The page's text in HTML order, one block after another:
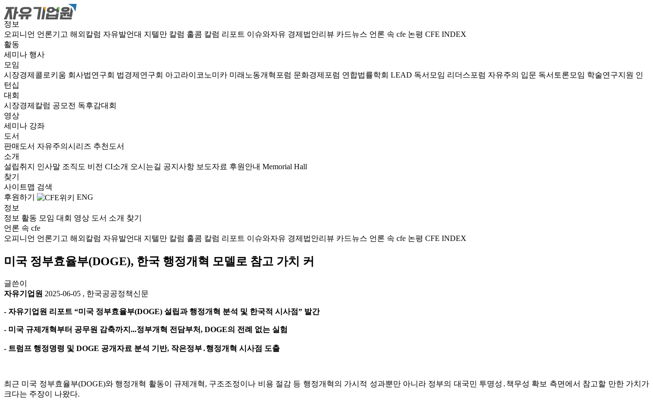
정보
오피니언 언론기고 해외칼럼 자유발언대 지텔만 칼럼 홀콤 칼럼 리포트 이슈와자유 경제법안리뷰 카드뉴스 언론 속 cfe 논평 CFE INDEX
활동
세미나 행사
모임
시장경제콜로키움 회사법연구회 법경제연구회 아고라이코노미카 미래노동개혁포럼 문화경제포럼 연합법률학회 LEAD 독서모임 리더스포럼 자유주의 입문 독서토론모임 학술연구지원 인
턴십
대회
시장경제칼럼 공모전 독후감대회
영상
세미나 강좌
도서
판매도서 자유주의시리즈 추천도서
소개
설립취지 인사말 조직도 비전 CI소개 오시는길 공지사항 보도자료 후원안내 Memorial Hall
찾기
사이트맵 검색
후원하기
ENG
정보
정보 활동 모임 대회 영상 도서 소개 찾기
언론 속 cfe
오피니언 언론기고 해외칼럼 자유발언대 지텔만 칼럼 홀콤 칼럼 리포트 이슈와자유 경제법안리뷰 카드뉴스 언론 속 cfe 논평 CFE INDEX
미국 정부효율부(DOGE), 한국 행정개혁 모델로 참고 가치 커
글쓴이
자유기업원 2025-06-05 , 한국공공정책신문
- 자유기업원 리포트 “미국 정부효율부(DOGE) 설립과 행정개혁 분석 및 한국적 시사점” 발간
- 미국 규제개혁부터 공무원 감축까지...정부개혁 전담부처, DOGE의 전례 없는 실험
- 트럼프 행정명령 및 DOGE 공개자료 분석 기반, 작은정부․행정개혁 시사점 도출
최근 미국 정부효율부(DOGE)와 행정개혁 활동이 규제개혁, 구조조정이나 비용 절감 등 행정개혁의 가시적 성과뿐만 아니라 정부의 대국민 투명성․책무성 확보 측면에서 참고할 만한 가치가
크다는 주장이 나왔다.